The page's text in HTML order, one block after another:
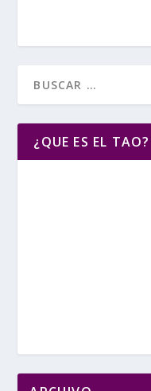
¿QUE ES EL TAO?